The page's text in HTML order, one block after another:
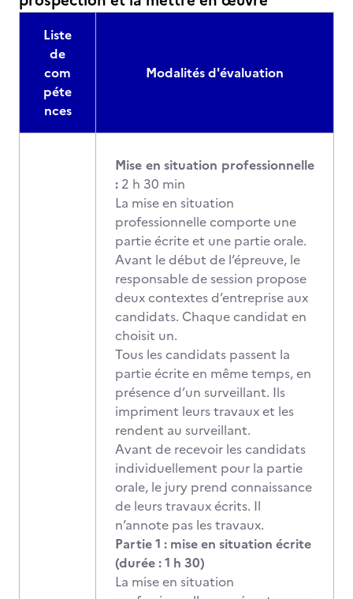
Liste
de
com
péte
nces
Modalités d'évaluation
Mise en situation professionnelle
: 2 h 30 min
La mise en situation
professionnelle comporte une
partie écrite et une partie orale.
Avant le début de l’épreuve, le
responsable de session propose
deux contextes d’entreprise aux
candidats. Chaque candidat en
choisit un.
Tous les candidats passent la
partie écrite en même temps, en
présence d’un surveillant. Ils
impriment leurs travaux et les
rendent au surveillant.
Avant de recevoir les candidats
individuellement pour la partie
orale, le jury prend connaissance
de leurs travaux écrits. Il
n’annote pas les travaux.
Partie 1 : mise en situation écrite
(durée : 1 h 30)
La mise en situation